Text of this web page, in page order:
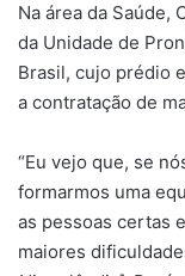
Na área da Saúde,
da Unidade de
Brasil, cujo prédio
a contratação de
“Eu vejo que, se
formarmos uma
as pessoas certas
maiores